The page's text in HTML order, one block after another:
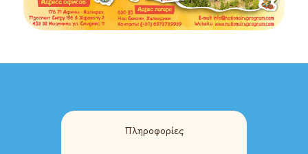
Πληροφορίες